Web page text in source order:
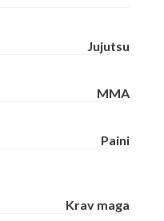
Jujutsu
MMA
Paini
Krav maga